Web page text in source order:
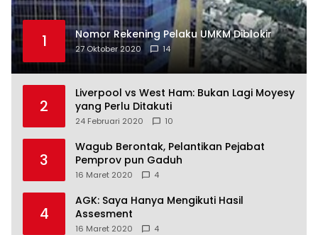
1 Nomor Rekening Pelaku UMKM Diblokir
27 Oktober 2020 14
2
Liverpool vs West Ham: Bukan Lagi Moyesy
yang Perlu Ditakuti
24 Februari 2020 10
3
Wagub Berontak, Pelantikan Pejabat
Pemprov pun Gaduh
16 Maret 2020 4
4
AGK: Saya Hanya Mengikuti Hasil
Assesment
16 Maret 2020 4